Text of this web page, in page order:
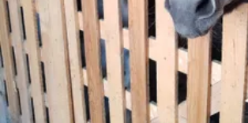
Rutas
Pregunta Howdy
Inspiración fotográfica